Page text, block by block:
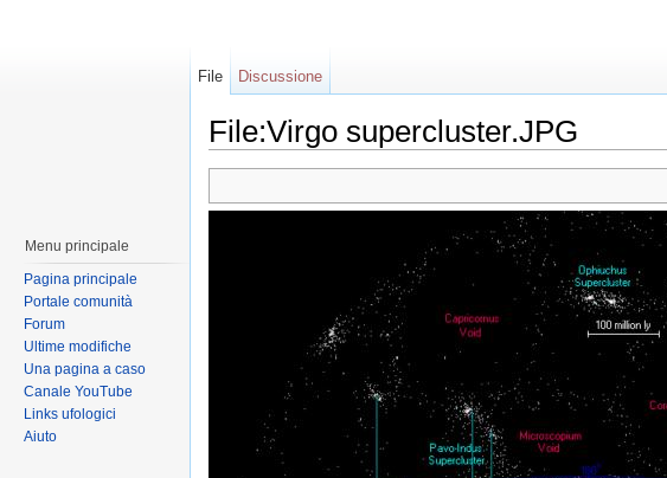
File:Virgo supercluster.JPG
File Discussione
Menu principale
Pagina principale
Portale comunità
Forum
Ultime modifiche
Una pagina a caso
Canale YouTube
Links ufologici
Aiuto